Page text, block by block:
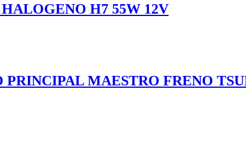
H7 55W 12V
PRINCIPAL MAESTRO FRENO